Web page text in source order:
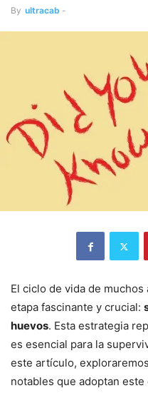
By ultracab -
El ciclo de vida de
etapa fascinante y crucial:
huevos. Esta estrategia
es esencial para la
este artículo,
notables que adoptan